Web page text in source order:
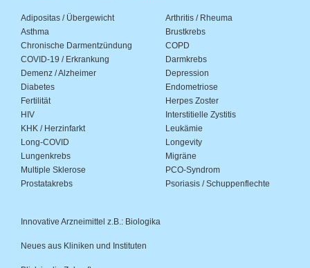
Adipositas / Übergewicht
Arthritis / Rheuma
Asthma
Brustkrebs
Chronische Darmentzündung
COPD
COVID-19 / Erkrankung
Darmkrebs
Demenz / Alzheimer
Depression
Diabetes
Endometriose
Fertilität
Herpes Zoster
HIV
Interstitielle Zystitis
KHK / Herzinfarkt
Leukämie
Long-COVID
Longevity
Lungenkrebs
Migräne
Multiple Sklerose
PCO-Syndrom
Prostatakrebs
Psoriasis / Schuppenflechte
Innovative Arzneimittel z.B.: Biologika
Neues aus Kliniken und Instituten